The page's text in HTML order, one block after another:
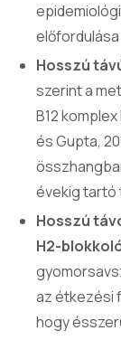
Hosszú
szerint a
B12
és Gupta,
évekig tartó
Hosszú
H2-
az étkezési
hogy